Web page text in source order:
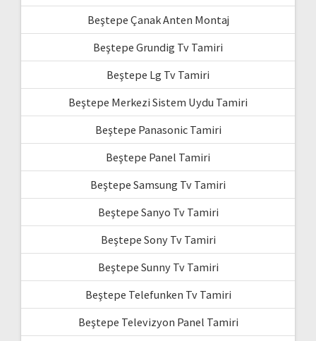
Beştepe Çanak Anten Montaj
Beştepe Grundig Tv Tamiri
Beştepe Lg Tv Tamiri
Beştepe Merkezi Sistem Uydu Tamiri
Beştepe Panasonic Tamiri
Beştepe Panel Tamiri
Beştepe Samsung Tv Tamiri
Beştepe Sanyo Tv Tamiri
Beştepe Sony Tv Tamiri
Beştepe Sunny Tv Tamiri
Beştepe Telefunken Tv Tamiri
Beştepe Televizyon Panel Tamiri